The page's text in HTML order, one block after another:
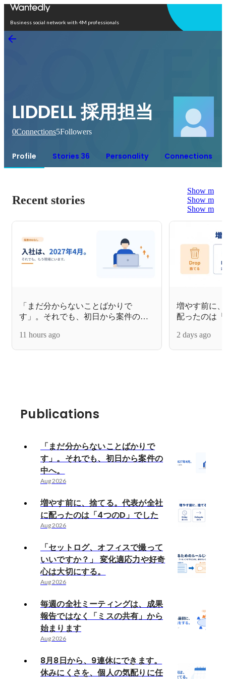
Business social network with 4M professionals
LIDDELL 採用担当
0Connections5Followers
Profile Stories 36 Personality Connections
Recent stories
Show more
Show more
Show more
「まだ分からないことばかりで
す」。それでも、初日から案件の中
11 hours ago
増やす前に
配ったのは
2 days ago
Publications
「まだ分からないことばかりで
す」。それでも、初日から案件の
中へ。
Aug 2026
増やす前に、捨てる。代表が全社
に配ったのは「4つのD」でした
Aug 2026
「セットログ、オフィスで撮って
いいですか？」 変化適応力や好奇
心は大切にする。
Aug 2026
毎週の全社ミーティングは、成果
報告ではなく「ミスの共有」から
始まります
Aug 2026
8月8日から、9連休にできます。
休みにくさを、個人の気配りに任